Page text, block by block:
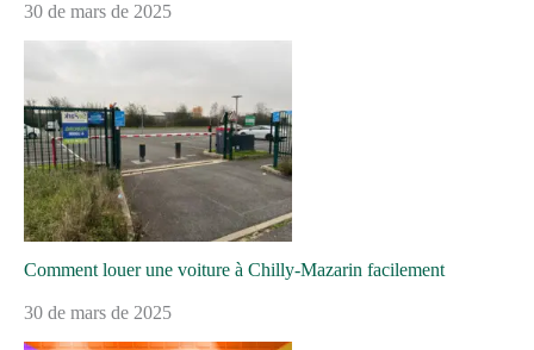
30 de mars de 2025
Comment louer une voiture à Chilly-Mazarin facilement
30 de mars de 2025